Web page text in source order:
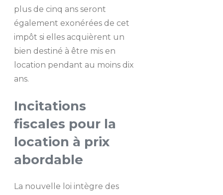
plus de cinq ans seront
également exonérées de cet
impôt si elles acquièrent un
bien destiné à être mis en
location pendant au moins dix
ans.
Incitations
fiscales pour la
location à prix
abordable
La nouvelle loi intègre des